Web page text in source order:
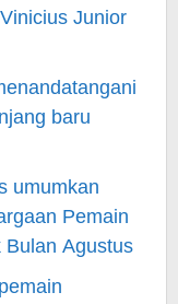
Junior
baru
umumkan
Pemain
Bulan Agustus